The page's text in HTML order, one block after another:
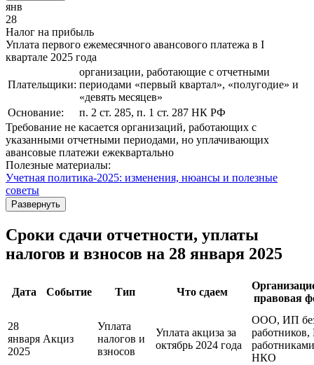
янв
28
Налог на прибыль
Уплата первого ежемесячного авансового платежа в I
квартале 2025 года
Плательщики:
организации, работающие с отчетными
периодами «первый квартал», «полугодие» и
«девять месяцев»
Основание:
п. 2 ст. 285, п. 1 ст. 287 НК РФ
Требование не касается организаций, работающих с
указанными отчетными периодами, но уплачивающих
авансовые платежи ежеквартально
Полезные материалы:
Учетная политика-2025: изменения, нюансы и полезные
советы
Развернуть
Сроки сдачи отчетности, уплаты
налогов и взносов на 28 января 2025
Дата Событие Тип Что сдаем
правовая
28
января
2025
Акциз
Уплата
налогов и
взносов
Уплата акциза за
октябрь 2024 года
ООО, ИП
НКО